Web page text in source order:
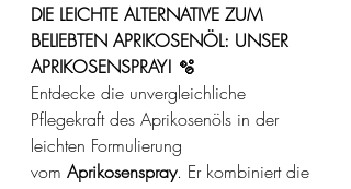
DIE LEICHTE ALTERNATIVE ZUM
BELIEBTEN APRIKOSENÖL: UNSER
APRIKOSENSPRAY! 🫧
Entdecke die unvergleichliche
Pflegekraft des Aprikosenöls in der
leichten Formulierung
vom Aprikosenspray. Er kombiniert die